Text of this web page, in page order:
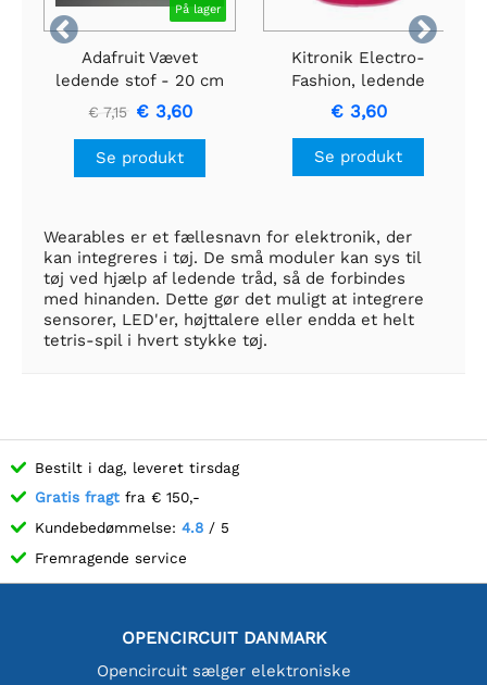


På lager
Adafruit Vævet
ledende stof - 20 cm
kvadratisk
€ 7,15 € 3,60
Se produkt
Kitronik Electro-
Fashion, ledende
gevind, 6m
€ 3,60
Se produkt
Wearables er et fællesnavn for elektronik, der
kan integreres i tøj. De små moduler kan sys til
tøj ved hjælp af ledende tråd, så de forbindes
med hinanden. Dette gør det muligt at integrere
sensorer, LED'er, højttalere eller endda et helt
tetris-spil i hvert stykke tøj.
Bestilt i dag, leveret tirsdag
Gratis fragt fra € 150,-
Kundebedømmelse: 4.8 / 5
Fremragende service
OPENCIRCUIT DANMARK
Opencircuit sælger elektroniske